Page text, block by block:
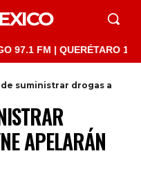
| QUERÉTARO 103.1
suministrar drogas a
APELARÁN